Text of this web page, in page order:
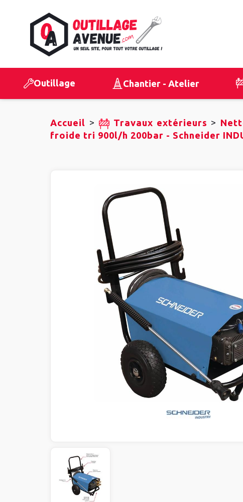
Outillage Chantier - Atelier
Accueil > Travaux extérieurs >
froide tri 900l/h 200bar - Schneider